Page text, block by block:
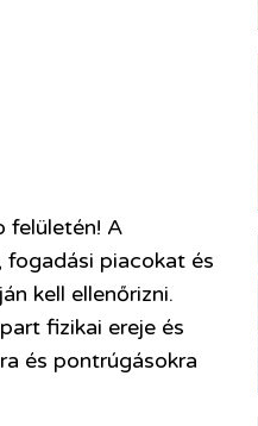
felületén! A
piacokat és
kell ellenőrizni.
fizikai ereje és
és pontrúgásokra